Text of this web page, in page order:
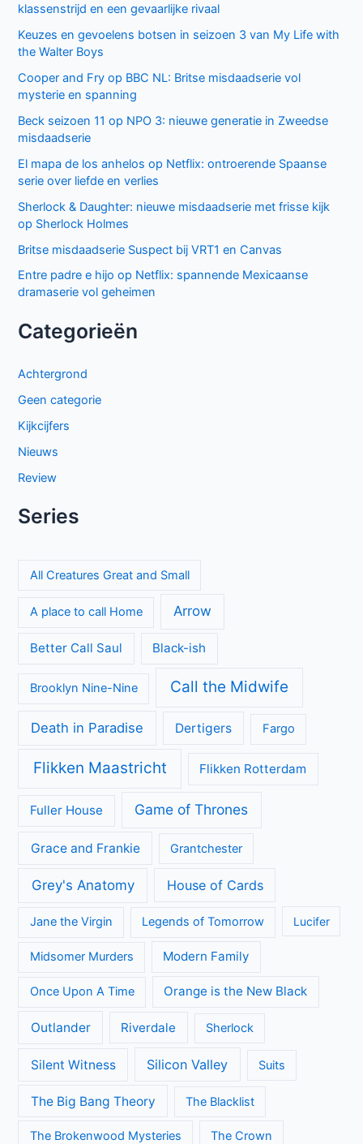
klassenstrijd en een gevaarlijke rivaal
Keuzes en gevoelens botsen in seizoen 3 van My Life with
the Walter Boys
Cooper and Fry op BBC NL: Britse misdaadserie vol
mysterie en spanning
Beck seizoen 11 op NPO 3: nieuwe generatie in Zweedse
misdaadserie
El mapa de los anhelos op Netflix: ontroerende Spaanse
serie over liefde en verlies
Sherlock & Daughter: nieuwe misdaadserie met frisse kijk
op Sherlock Holmes
Britse misdaadserie Suspect bij VRT1 en Canvas
Entre padre e hijo op Netflix: spannende Mexicaanse
dramaserie vol geheimen
Categorieën
Achtergrond
Geen categorie
Kijkcijfers
Nieuws
Review
Series
All Creatures Great and Small
A place to call Home Arrow
Better Call Saul Black-ish
Brooklyn Nine-Nine Call the Midwife
Death in Paradise Dertigers Fargo
Flikken Maastricht Flikken Rotterdam
Fuller House Game of Thrones
Grace and Frankie Grantchester
Grey's Anatomy House of Cards
Jane the Virgin Legends of Tomorrow Lucifer
Midsomer Murders Modern Family
Once Upon A Time Orange is the New Black
Outlander Riverdale Sherlock
Silent Witness Silicon Valley Suits
The Big Bang Theory The Blacklist
The Brokenwood Mysteries The Crown